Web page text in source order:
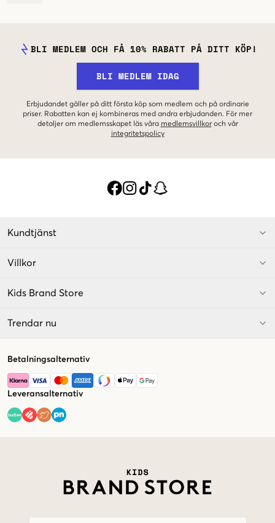
BLI MEDLEM OCH FÅ 10% RABATT PÅ DITT KÖP!
BLI MEDLEM IDAG
Erbjudandet gäller på ditt första köp som medlem och på ordinarie
priser. Rabatten kan ej kombineras med andra erbjudanden. För mer
detaljer om medlemsskapet läs våra medlemsvillkor och vår
integritetspolicy
Kundtjänst
Villkor
Kids Brand Store
Trendar nu
Betalningsalternativ
Leveransalternativ